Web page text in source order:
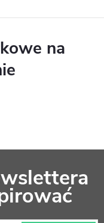
na